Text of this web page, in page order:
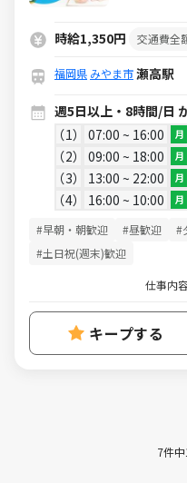
時給1,350円 交通費全
福岡県 みやま市瀬高駅
週5日以上・8時間/日
1
07:00 ~ 16:00 月
2 09:00 ~ 18:00 月
3 13:00 ~ 22:00 月
4 16:00 ~ 10:00 月
#早朝・朝歓迎 #昼歓迎 #
#土日祝(週末)歓迎
仕事内
キープする
7件